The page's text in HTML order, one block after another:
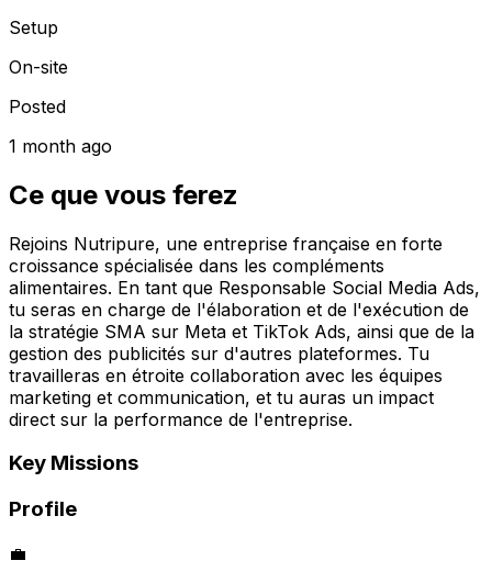
Setup
On-site
Posted
1 month ago
Ce que vous ferez
Rejoins Nutripure, une entreprise française en forte
croissance spécialisée dans les compléments
alimentaires. En tant que Responsable Social Media Ads,
tu seras en charge de l'élaboration et de l'exécution de
la stratégie SMA sur Meta et TikTok Ads, ainsi que de la
gestion des publicités sur d'autres plateformes. Tu
travailleras en étroite collaboration avec les équipes
marketing et communication, et tu auras un impact
direct sur la performance de l'entreprise.
Key Missions
Profile
💼